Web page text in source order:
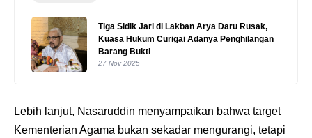
Tiga Sidik Jari di Lakban Arya Daru Rusak,
Kuasa Hukum Curigai Adanya Penghilangan
Barang Bukti
27 Nov 2025
Lebih lanjut, Nasaruddin menyampaikan bahwa target
Kementerian Agama bukan sekadar mengurangi, tetapi